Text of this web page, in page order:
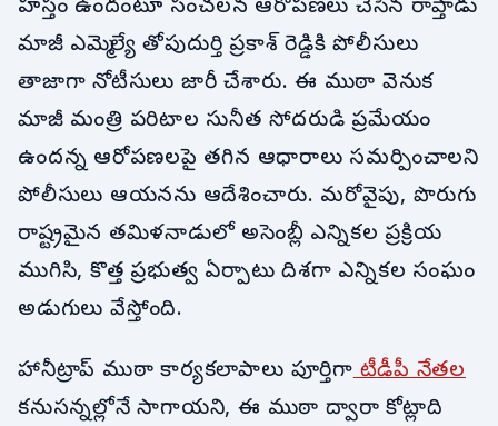
హస్తం ఉందంటూ సంచలన ఆరోపణలు చేసిన రాప్తాడు
మాజీ ఎమ్మెల్యే తోపుదుర్తి ప్రకాశ్ రెడ్డికి పోలీసులు
తాజాగా నోటీసులు జారీ చేశారు. ఈ ముఠా వెనుక
మాజీ మంత్రి పరిటాల సునీత సోదరుడి ప్రమేయం
ఉందన్న ఆరోపణలపై తగిన ఆధారాలు సమర్పించాలని
పోలీసులు ఆయనను ఆదేశించారు. మరోవైపు, పొరుగు
రాష్ట్రమైన తమిళనాడులో అసెంబ్లీ ఎన్నికల ప్రక్రియ
ముగిసి, కొత్త ప్రభుత్వ ఏర్పాటు దిశగా ఎన్నికల సంఘం
అడుగులు వేస్తోంది.
హానీట్రాప్ ముఠా కార్యకలాపాలు పూర్తిగాటీడీపీ నేతల
కనుసన్నల్లోనే సాగాయని, ఈ ముఠా ద్వారా కోట్లాది